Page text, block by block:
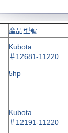
產品型號
Kubota
＃12681-11220
5hp
Kubota
＃12191-11220